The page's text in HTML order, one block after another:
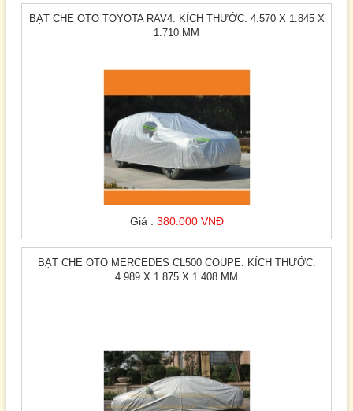
BẠT CHE OTO TOYOTA RAV4. KÍCH THƯỚC: 4.570 X 1.845 X
1.710 MM
Giá : 380.000 VNĐ
BẠT CHE OTO MERCEDES CL500 COUPE. KÍCH THƯỚC:
4.989 X 1.875 X 1.408 MM